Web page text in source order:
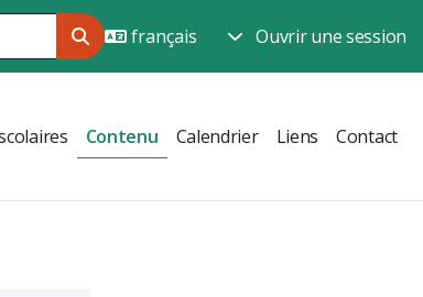
Ouvrir une session
Contenu Calendrier Liens Contact